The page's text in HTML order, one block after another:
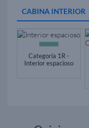
CABINA INTERIOR
Categoría 1R -
Interior espacioso